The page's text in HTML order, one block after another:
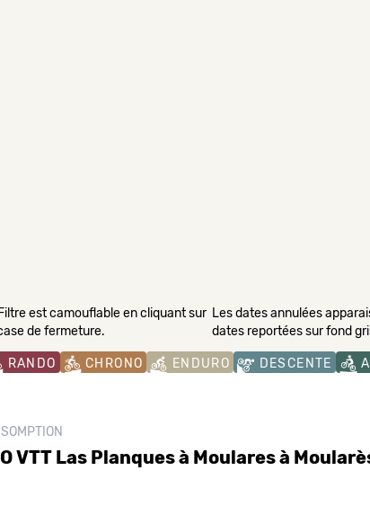
est camouflable en cliquant sur
de fermeture.
Les dates annulées
dates reportées sur fond
RANDO CHRONO ENDURO DESCENTE
VTT Las Planques à Moulares à